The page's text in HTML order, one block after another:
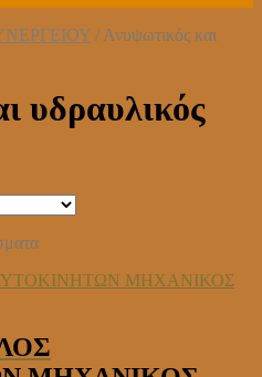
/ Ανυψωτικός και
υδραυλικός